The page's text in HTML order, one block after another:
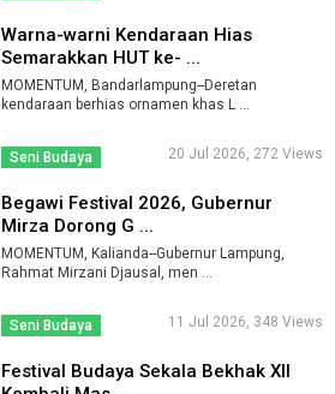
Warna-warni Kendaraan Hias
Semarakkan HUT ke- ...
MOMENTUM, Bandarlampung--Deretan
kendaraan berhias ornamen khas L ...
Seni Budaya 20 Jul 2026, 272 Views
Begawi Festival 2026, Gubernur
Mirza Dorong G ...
MOMENTUM, Kalianda--Gubernur Lampung,
Rahmat Mirzani Djausal, men ...
Seni Budaya 11 Jul 2026, 348 Views
Festival Budaya Sekala Bekhak XII